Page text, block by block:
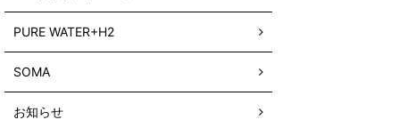
PURE WATER+H2
SOMA
お知らせ